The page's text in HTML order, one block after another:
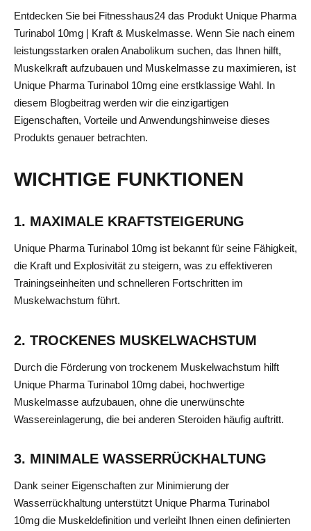
Entdecken Sie bei Fitnesshaus24 das Produkt Unique Pharma
Turinabol 10mg | Kraft & Muskelmasse. Wenn Sie nach einem
leistungsstarken oralen Anabolikum suchen, das Ihnen hilft,
Muskelkraft aufzubauen und Muskelmasse zu maximieren, ist
Unique Pharma Turinabol 10mg eine erstklassige Wahl. In
diesem Blogbeitrag werden wir die einzigartigen
Eigenschaften, Vorteile und Anwendungshinweise dieses
Produkts genauer betrachten.
WICHTIGE FUNKTIONEN
1. MAXIMALE KRAFTSTEIGERUNG
Unique Pharma Turinabol 10mg ist bekannt für seine Fähigkeit,
die Kraft und Explosivität zu steigern, was zu effektiveren
Trainingseinheiten und schnelleren Fortschritten im
Muskelwachstum führt.
2. TROCKENES MUSKELWACHSTUM
Durch die Förderung von trockenem Muskelwachstum hilft
Unique Pharma Turinabol 10mg dabei, hochwertige
Muskelmasse aufzubauen, ohne die unerwünschte
Wassereinlagerung, die bei anderen Steroiden häufig auftritt.
3. MINIMALE WASSERRÜCKHALTUNG
Dank seiner Eigenschaften zur Minimierung der
Wasserrückhaltung unterstützt Unique Pharma Turinabol
10mg die Muskeldefinition und verleiht Ihnen einen definierten